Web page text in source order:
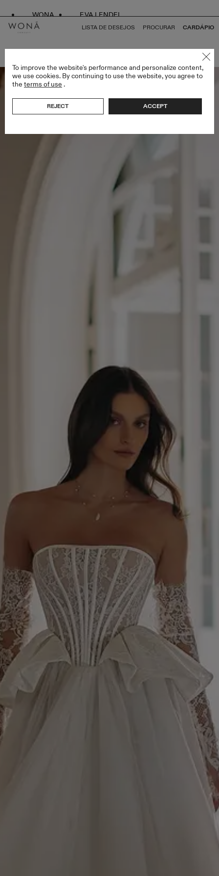
WONA EVA LENDEL
LISTA DE DESEJOS PROCURAR CARDÁPIO
To improve the website's performance and personalize content,
we use cookies. By continuing to use the website, you agree to
the terms of use .
REJECT ACCEPT